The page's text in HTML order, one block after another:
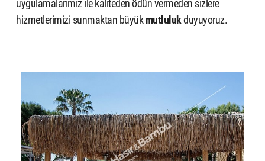
uygulamalarımız ile kaliteden ödün vermeden sizlere
hizmetlerimizi sunmaktan büyükmutlulukduyuyoruz.